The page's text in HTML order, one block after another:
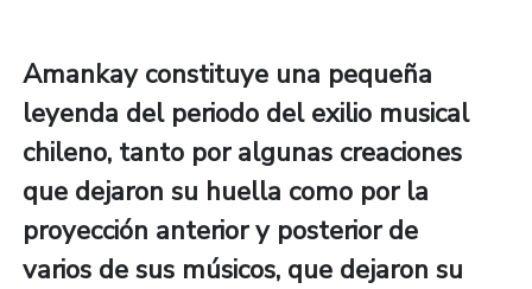
Amankay constituye una pequeña
leyenda del periodo del exilio musical
chileno, tanto por algunas creaciones
que dejaron su huella como por la
proyección anterior y posterior de
varios de sus músicos, que dejaron su